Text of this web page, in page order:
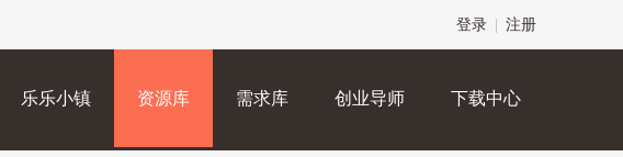
登录 注册
乐乐小镇 资源库 需求库 创业导师 下载中心